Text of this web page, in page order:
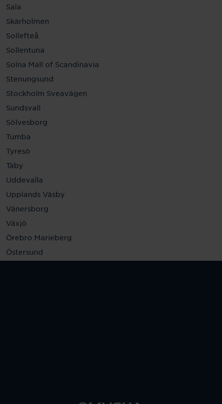
Sala
Skärholmen
Sollefteå
Sollentuna
Solna Mall of Scandinavia
Stenungsund
Stockholm Sveavägen
Sundsvall
Sölvesborg
Tumba
Tyresö
Täby
Uddevalla
Upplands Väsby
Vänersborg
Växjö
Örebro Marieberg
Östersund